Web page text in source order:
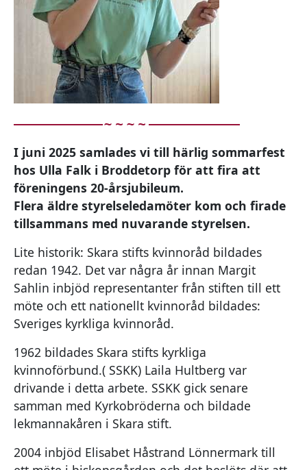
I juni 2025 samlades vi till härlig sommarfest
hos Ulla Falk i Broddetorp för att fira att
föreningens 20-årsjubileum.
Flera äldre styrelseledamöter kom och firade
tillsammans med nuvarande styrelsen.
Lite historik: Skara stifts kvinnoråd bildades
redan 1942. Det var några år innan Margit
Sahlin inbjöd representanter från stiften till ett
möte och ett nationellt kvinnoråd bildades:
Sveriges kyrkliga kvinnoråd.
1962 bildades Skara stifts kyrkliga
kvinnoförbund.( SSKK) Laila Hultberg var
drivande i detta arbete. SSKK gick senare
samman med Kyrkobröderna och bildade
lekmannakåren i Skara stift.
2004 inbjöd Elisabet Håstrand Lönnermark till